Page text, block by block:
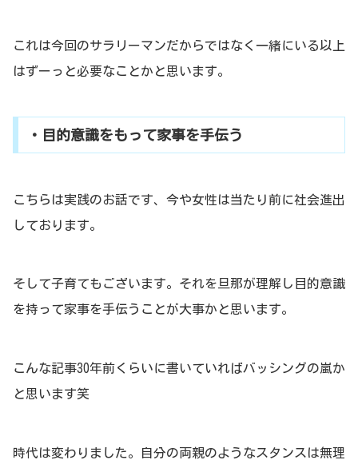
これは今回のサラリーマンだからではなく一緒にいる以上
はずーっと必要なことかと思います。
・目的意識をもって家事を手伝う
こちらは実践のお話です、今や女性は当たり前に社会進出
しております。
そして子育てもございます。それを旦那が理解し目的意識
を持って家事を手伝うことが大事かと思います。
こんな記事30年前くらいに書いていればバッシングの嵐か
と思います笑
時代は変わりました。自分の両親のようなスタンスは無理